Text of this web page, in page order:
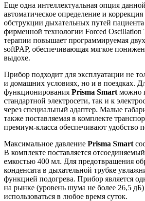
Еще одна интеллектуальная опция
автоматическое определение и коррекция
обструкции дыхательных путей пациента
фирменной технологии Forced Oscillation
терапии повышает программируемая
softPAP, обеспечивающая мягкое
выдохе.
Прибор подходит для эксплуатации не
и домашних условиях, но и в поездках.
функционирования Prisma Smart можно
стандартной электросети, так и к
через специальный адаптер. Малые
также поставляемая в комплекте
премиум-класса обеспечивают удобство
Максимальное давление Prisma Smart
В комплекте поставляется
емкостью 400 мл. Для предотвращения
конденсата в дыхательной трубке
функцией подогрева. Прибор является
на рынке (уровень шума не более 26,5
использоваться в любое время суток.